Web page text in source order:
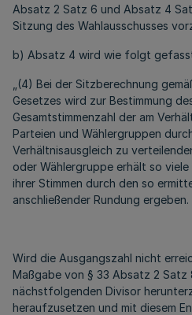
Absatz 2 Satz 6 und Absatz 4
Sitzung des Wahlausschusses
b) Absatz 4 wird wie folgt
„(4) Bei der Sitzberechnung
Gesetzes wird zur Bestimmung
Gesamtstimmenzahl der am
Parteien und Wählergruppen
Verhältnisausgleich zu
oder Wählergruppe erhält so
ihrer Stimmen durch den so
anschließender Rundung ergeben.
Wird die Ausgangszahl nicht
Maßgabe von § 33 Absatz 2 Satz
nächstfolgenden Divisor
heraufzusetzen und mit diesem